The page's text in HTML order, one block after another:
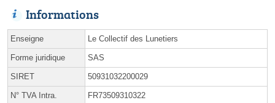
Informations
Enseigne Le Collectif des Lunetiers
Forme juridique SAS
SIRET 50931032200029
N° TVA Intra. FR73509310322